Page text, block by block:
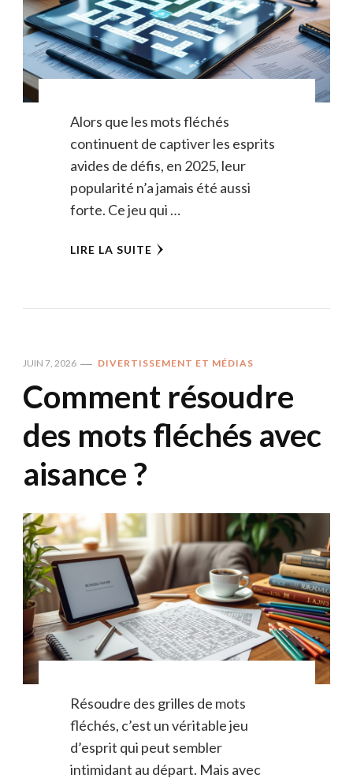
Alors que les mots fléchés
continuent de captiver les esprits
avides de défis, en 2025, leur
popularité n’a jamais été aussi
forte. Ce jeu qui …
LIRE LA SUITE
JUIN 7, 2026 DIVERTISSEMENT ET MÉDIAS
Comment résoudre
des mots fléchés avec
aisance ?
Résoudre des grilles de mots
fléchés, c’est un véritable jeu
d’esprit qui peut sembler
intimidant au départ. Mais avec